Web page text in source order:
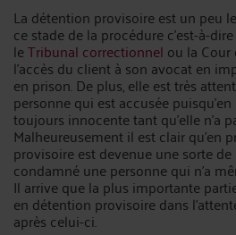
La détention provisoire est un peu
ce stade de la procédure c’est-à-
leTribunal correctionnel ou la Cour
l’accès du client à son avocat en
en prison. De plus, elle est très
personne qui est accusée
toujours innocente tant qu’elle n’a
Malheureusement il est clair qu’en
provisoire est devenue une sorte
condamné une personne qui n’a
Il arrive que la plus importante
en détention provisoire dans
après celui-ci.